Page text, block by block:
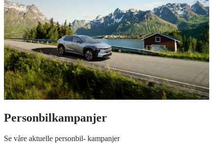
Personbilkampanjer
Se våre aktuelle personbil- kampanjer